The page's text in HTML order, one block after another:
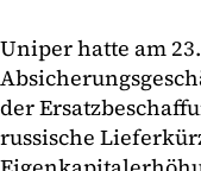
Uniper hatte am
der
russische